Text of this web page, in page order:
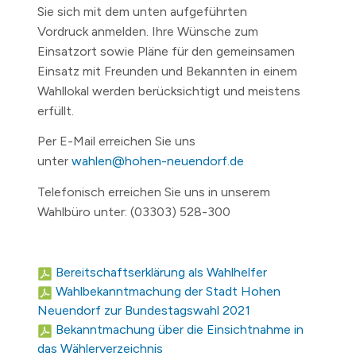
Sie sich mit dem unten aufgeführten
Vordruck anmelden. Ihre Wünsche zum
Einsatzort sowie Pläne für den gemeinsamen
Einsatz mit Freunden und Bekannten in einem
Wahllokal werden berücksichtigt und meistens
erfüllt.
Per E-Mail erreichen Sie uns
unter wahlen@hohen-neuendorf.de
Telefonisch erreichen Sie uns in unserem
Wahlbüro unter: (03303) 528-300
Bereitschaftserklärung als Wahlhelfer
Wahlbekanntmachung der Stadt Hohen
Neuendorf zur Bundestagswahl 2021
Bekanntmachung über die Einsichtnahme in
das Wählerverzeichnis